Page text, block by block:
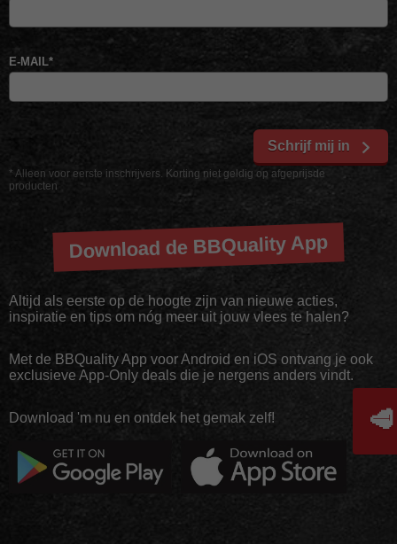
* Alleen voor eerste inschrijvers. Korting niet geldig op afgeprijsde
producten
E-MAIL*
Schrijf mij in
Download de BBQuality App
Altijd als eerste op de hoogte zijn van nieuwe acties,
inspiratie en tips om nóg meer uit jouw vlees te halen?
Met de BBQuality App voor Android en iOS ontvang je ook
exclusieve App-Only deals die je nergens anders vindt.
Download 'm nu en ontdek het gemak zelf! 🥩